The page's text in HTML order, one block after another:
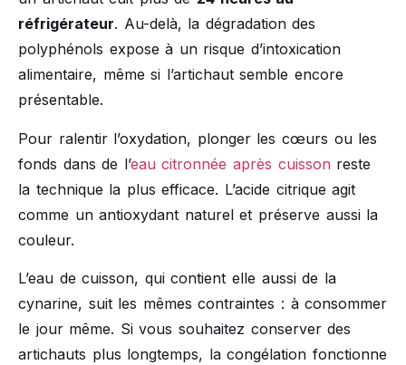
réfrigérateur. Au-delà, la dégradation des
polyphénols expose à un risque d’intoxication
alimentaire, même si l’artichaut semble encore
présentable.
Pour ralentir l’oxydation, plonger les cœurs ou les
fonds dans de l’eau citronnée après cuisson reste
la technique la plus efficace. L’acide citrique agit
comme un antioxydant naturel et préserve aussi la
couleur.
L’eau de cuisson, qui contient elle aussi de la
cynarine, suit les mêmes contraintes : à consommer
le jour même. Si vous souhaitez conserver des
artichauts plus longtemps, la congélation fonctionne